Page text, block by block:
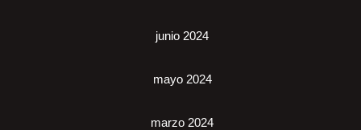
junio 2024
mayo 2024
marzo 2024